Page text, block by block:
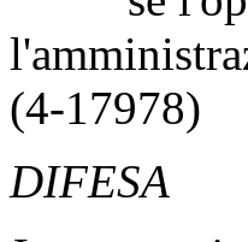
se — per
— ne sia
se